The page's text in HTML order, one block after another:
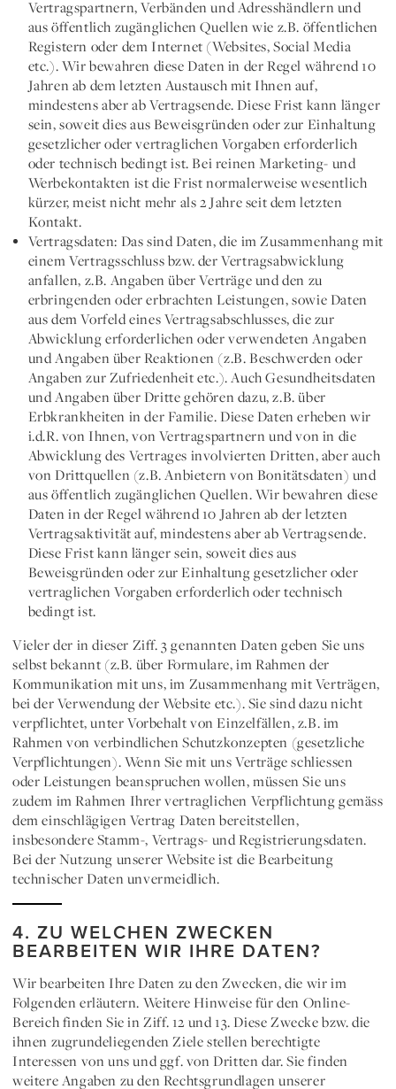
Vertragspartnern, Verbänden und Adresshändlern und
aus öffentlich zugänglichen Quellen wie z.B. öffentlichen
Registern oder dem Internet (Websites, Social Media
etc.). Wir bewahren diese Daten in der Regel während 10
Jahren ab dem letzten Austausch mit Ihnen auf,
mindestens aber ab Vertragsende. Diese Frist kann länger
sein, soweit dies aus Beweisgründen oder zur Einhaltung
gesetzlicher oder vertraglichen Vorgaben erforderlich
oder technisch bedingt ist. Bei reinen Marketing- und
Werbekontakten ist die Frist normalerweise wesentlich
kürzer, meist nicht mehr als 2 Jahre seit dem letzten
Kontakt.
Vertragsdaten: Das sind Daten, die im Zusammenhang mit
einem Vertragsschluss bzw. der Vertragsabwicklung
anfallen, z.B. Angaben über Verträge und den zu
erbringenden oder erbrachten Leistungen, sowie Daten
aus dem Vorfeld eines Vertragsabschlusses, die zur
Abwicklung erforderlichen oder verwendeten Angaben
und Angaben über Reaktionen (z.B. Beschwerden oder
Angaben zur Zufriedenheit etc.). Auch Gesundheitsdaten
und Angaben über Dritte gehören dazu, z.B. über
Erbkrankheiten in der Familie. Diese Daten erheben wir
i.d.R. von Ihnen, von Vertragspartnern und von in die
Abwicklung des Vertrages involvierten Dritten, aber auch
von Drittquellen (z.B. Anbietern von Bonitätsdaten) und
aus öffentlich zugänglichen Quellen. Wir bewahren diese
Daten in der Regel während 10 Jahren ab der letzten
Vertragsaktivität auf, mindestens aber ab Vertragsende.
Diese Frist kann länger sein, soweit dies aus
Beweisgründen oder zur Einhaltung gesetzlicher oder
vertraglichen Vorgaben erforderlich oder technisch
bedingt ist.
Vieler der in dieser Ziff. 3 genannten Daten geben Sie uns
selbst bekannt (z.B. über Formulare, im Rahmen der
Kommunikation mit uns, im Zusammenhang mit Verträgen,
bei der Verwendung der Website etc.). Sie sind dazu nicht
verpflichtet, unter Vorbehalt von Einzelfällen, z.B. im
Rahmen von verbindlichen Schutzkonzepten (gesetzliche
Verpflichtungen). Wenn Sie mit uns Verträge schliessen
oder Leistungen beanspruchen wollen, müssen Sie uns
zudem im Rahmen Ihrer vertraglichen Verpflichtung gemäss
dem einschlägigen Vertrag Daten bereitstellen,
insbesondere Stamm-, Vertrags- und Registrierungsdaten.
Bei der Nutzung unserer Website ist die Bearbeitung
technischer Daten unvermeidlich.
4. ZU WELCHEN ZWECKEN
BEARBEITEN WIR IHRE DATEN?
Wir bearbeiten Ihre Daten zu den Zwecken, die wir im
Folgenden erläutern. Weitere Hinweise für den Online-
Bereich finden Sie in Ziff. 12 und 13. Diese Zwecke bzw. die
ihnen zugrundeliegenden Ziele stellen berechtigte
Interessen von uns und ggf. von Dritten dar. Sie finden
weitere Angaben zu den Rechtsgrundlagen unserer